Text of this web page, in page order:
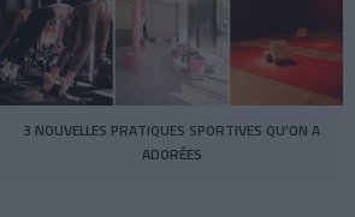
3 NOUVELLES PRATIQUES SPORTIVES QU’ON A
ADORÉES